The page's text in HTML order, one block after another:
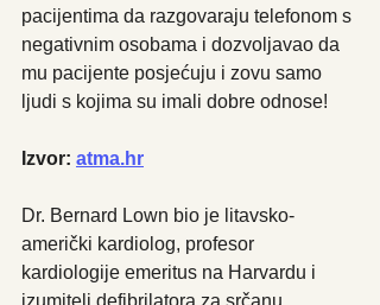
pacijentima da razgovaraju telefonom s
negativnim osobama i dozvoljavao da
mu pacijente posjećuju i zovu samo
ljudi s kojima su imali dobre odnose!
Izvor: atma.hr
Dr. Bernard Lown bio je litavsko-
američki kardiolog, profesor
kardiologije emeritus na Harvardu i